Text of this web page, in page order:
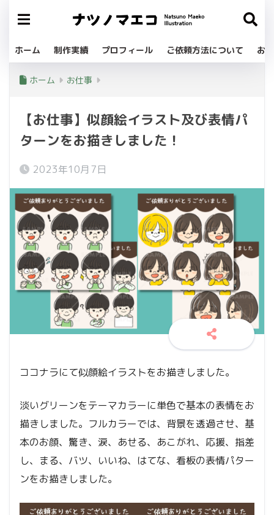
ホーム 制作実績 プロフィール ご依頼方法について お
ホーム お仕事
【お仕事】似顔絵イラスト及び表情パ
ターンをお描きしました！
2023年10月7日
ココナラにて似顔絵イラストをお描きしました。
淡いグリーンをテーマカラーに単色で基本の表情をお
描きしました。フルカラーでは、背景を透過させ、基
本のお顔、驚き、涙、あせる、あこがれ、応援、指差
し、まる、バツ、いいね、はてな、看板の表情パター
ンをお描きしました。